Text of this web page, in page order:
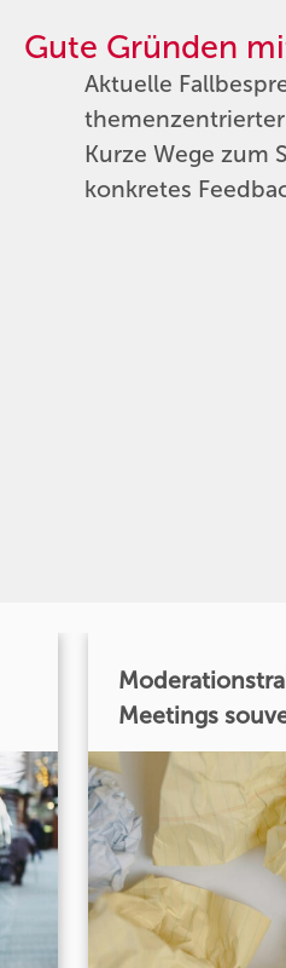
Gute Gründen
Aktuelle
Kurze Wege zum
konkretes
Meetings